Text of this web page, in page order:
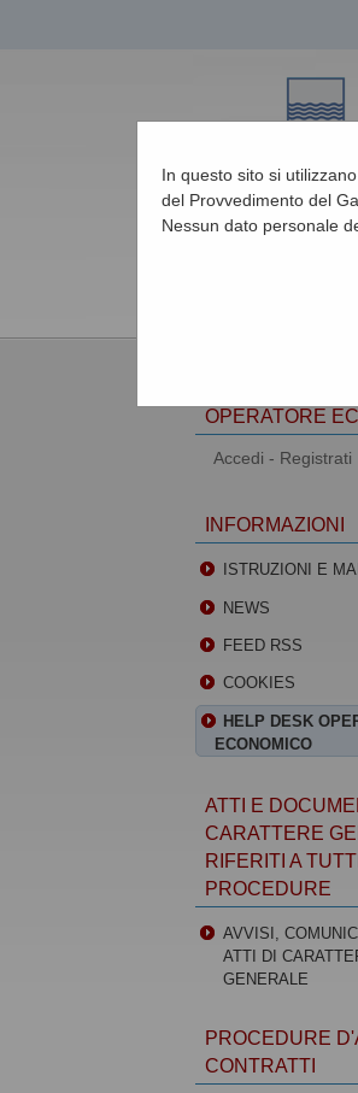
In questo sito si
del Provvedimento del
Nessun dato personale
OPERATORE
Accedi - Registrati
INFORMAZIONI
ISTRUZIONI E
NEWS
FEED RSS
COOKIES
HELP DESK
ECONOMICO
ATTI E
CARATTERE
RIFERITI A
PROCEDURE
AVVISI,
ATTI DI
GENERALE
PROCEDURE
CONTRATTI